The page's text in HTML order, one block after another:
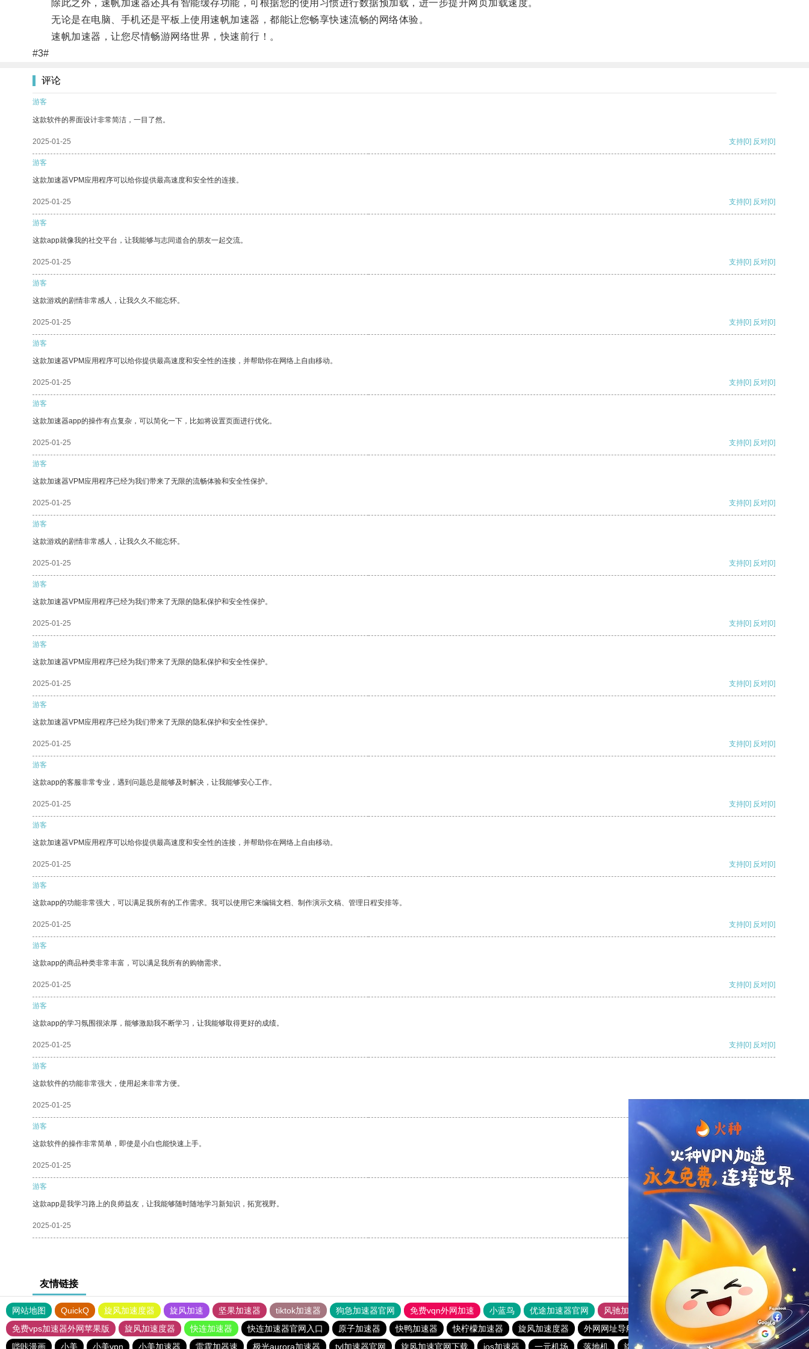
除此之外，速帆加速器还具有智能缓存功能，可根据您的使用习惯进行数据预加载，进一步提升网页加载速度。
无论是在电脑、手机还是平板上使用速帆加速器，都能让您畅享快速流畅的网络体验。
速帆加速器，让您尽情畅游网络世界，快速前行！。
#3#
评论
游客
这款软件的界面设计非常简洁，一目了然。
2025-01-25 支持[0] 反对[0]
游客
这款加速器VPM应用程序可以给你提供最高速度和安全性的连接。
2025-01-25 支持[0] 反对[0]
游客
这款app就像我的社交平台，让我能够与志同道合的朋友一起交流。
2025-01-25 支持[0] 反对[0]
游客
这款游戏的剧情非常感人，让我久久不能忘怀。
2025-01-25 支持[0] 反对[0]
游客
这款加速器VPM应用程序可以给你提供最高速度和安全性的连接，并帮助你在网络上自由移动。
2025-01-25 支持[0] 反对[0]
游客
这款加速器app的操作有点复杂，可以简化一下，比如将设置页面进行优化。
2025-01-25 支持[0] 反对[0]
游客
这款加速器VPM应用程序已经为我们带来了无限的流畅体验和安全性保护。
2025-01-25 支持[0] 反对[0]
游客
这款游戏的剧情非常感人，让我久久不能忘怀。
2025-01-25 支持[0] 反对[0]
游客
这款加速器VPM应用程序已经为我们带来了无限的隐私保护和安全性保护。
2025-01-25 支持[0] 反对[0]
游客
这款加速器VPM应用程序已经为我们带来了无限的隐私保护和安全性保护。
2025-01-25 支持[0] 反对[0]
游客
这款加速器VPM应用程序已经为我们带来了无限的隐私保护和安全性保护。
2025-01-25 支持[0] 反对[0]
游客
这款app的客服非常专业，遇到问题总是能够及时解决，让我能够安心工作。
2025-01-25 支持[0] 反对[0]
游客
这款加速器VPM应用程序可以给你提供最高速度和安全性的连接，并帮助你在网络上自由移动。
2025-01-25 支持[0] 反对[0]
游客
这款app的功能非常强大，可以满足我所有的工作需求。我可以使用它来编辑文档、制作演示文稿、管理日程安排等。
2025-01-25 支持[0] 反对[0]
游客
这款app的商品种类非常丰富，可以满足我所有的购物需求。
2025-01-25 支持[0] 反对[0]
游客
这款app的学习氛围很浓厚，能够激励我不断学习，让我能够取得更好的成绩。
2025-01-25 支持[0] 反对[0]
游客
这款软件的功能非常强大，使用起来非常方便。
2025-01-25
游客
这款软件的操作非常简单，即使是小白也能快速上手。
2025-01-25 支持 [0] 反对 [0]
游客
这款app是我学习路上的良师益友，让我能够随时随地学习新知识，拓宽视野。
2025-01-25 支持
友情链接
网站地图 QuickQ 旋风加速度器 旋风加速 坚果加速器 tiktok加速器 狗急加速器官网 免费vqn外网加速 小蓝鸟 优途加速器官网 风驰加速器
旋风加速器
免费vps加速器外网苹果版
旋风加速度器 快连加速器 快连加速器官网入口 原子加速器 快鸭加速器 快柠檬加速器 旋风加速度器 外网网址导航 软件中心 雷霆加速
狂飙加速器
哔咔漫画
小美 小美vpn 小美加速器 雷霆加器速 极光aurora加速器 tyl加速器官网 旋风加速官网下载 ios加速器 一元机场 落地机 旋风加速度器 快鸭vp加速器